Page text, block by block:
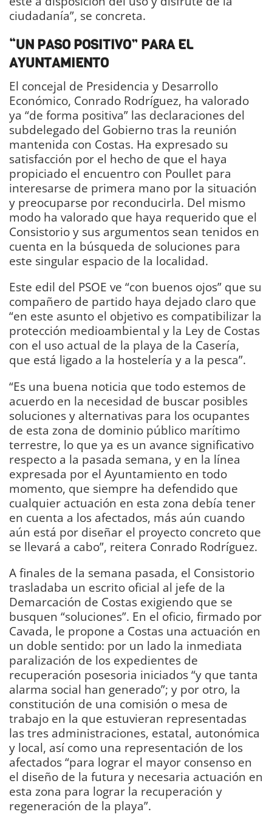
ciudadanía”, se concreta.
“UN PASO POSITIVO” PARA EL
AYUNTAMIENTO
El concejal de Presidencia y Desarrollo
Económico, Conrado Rodríguez, ha valorado
ya “de forma positiva” las declaraciones del
subdelegado del Gobierno tras la reunión
mantenida con Costas. Ha expresado su
satisfacción por el hecho de que el haya
propiciado el encuentro con Poullet para
interesarse de primera mano por la situación
y preocuparse por reconducirla. Del mismo
modo ha valorado que haya requerido que el
Consistorio y sus argumentos sean tenidos en
cuenta en la búsqueda de soluciones para
este singular espacio de la localidad.
Este edil del PSOE ve “con buenos ojos” que su
compañero de partido haya dejado claro que
“en este asunto el objetivo es compatibilizar la
protección medioambiental y la Ley de Costas
con el uso actual de la playa de la Casería,
que está ligado a la hostelería y a la pesca”.
“Es una buena noticia que todo estemos de
acuerdo en la necesidad de buscar posibles
soluciones y alternativas para los ocupantes
de esta zona de dominio público marítimo
terrestre, lo que ya es un avance significativo
respecto a la pasada semana, y en la línea
expresada por el Ayuntamiento en todo
momento, que siempre ha defendido que
cualquier actuación en esta zona debía tener
en cuenta a los afectados, más aún cuando
aún está por diseñar el proyecto concreto que
se llevará a cabo”, reitera Conrado Rodríguez.
A finales de la semana pasada, el Consistorio
trasladaba un escrito oficial al jefe de la
Demarcación de Costas exigiendo que se
busquen “soluciones”. En el oficio, firmado por
Cavada, le propone a Costas una actuación en
un doble sentido: por un lado la inmediata
paralización de los expedientes de
recuperación posesoria iniciados “y que tanta
alarma social han generado”; y por otro, la
constitución de una comisión o mesa de
trabajo en la que estuvieran representadas
las tres administraciones, estatal, autonómica
y local, así como una representación de los
afectados “para lograr el mayor consenso en
el diseño de la futura y necesaria actuación en
esta zona para lograr la recuperación y
regeneración de la playa”.